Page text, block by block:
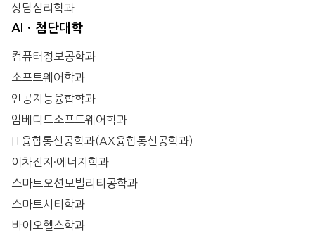
상담심리학과
AIㆍ첨단대학
컴퓨터정보공학과
소프트웨어학과
인공지능융합학과
임베디드소프트웨어학과
IT융합통신공학과(AX융합통신공학과)
이차전지·에너지학과
스마트오션모빌리티공학과
스마트시티학과
바이오헬스학과